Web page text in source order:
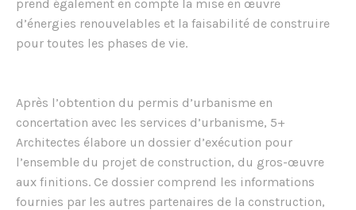
prend également en compte la mise en œuvre
d’énergies renouvelables et la faisabilité de construire
pour toutes les phases de vie.
Après l’obtention du permis d’urbanisme en
concertation avec les services d’urbanisme, 5+
Architectes élabore un dossier d’exécution pour
l’ensemble du projet de construction, du gros-œuvre
aux finitions. Ce dossier comprend les informations
fournies par les autres partenaires de la construction,